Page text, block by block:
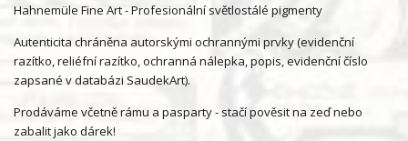
Hahnemüle Fine Art - Profesionální světlostálé pigmenty
Autenticita chráněna autorskými ochrannými prvky (evidenční
razítko, reliéfní razítko, ochranná nálepka, popis, evidenční číslo
zapsané v databázi SaudekArt).
Prodáváme včetně rámu a pasparty - stačí pověsit na zeď nebo
zabalit jako dárek!